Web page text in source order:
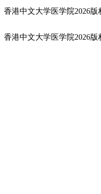
香港中文大学医学院2026版
香港中文大学医学院2026版